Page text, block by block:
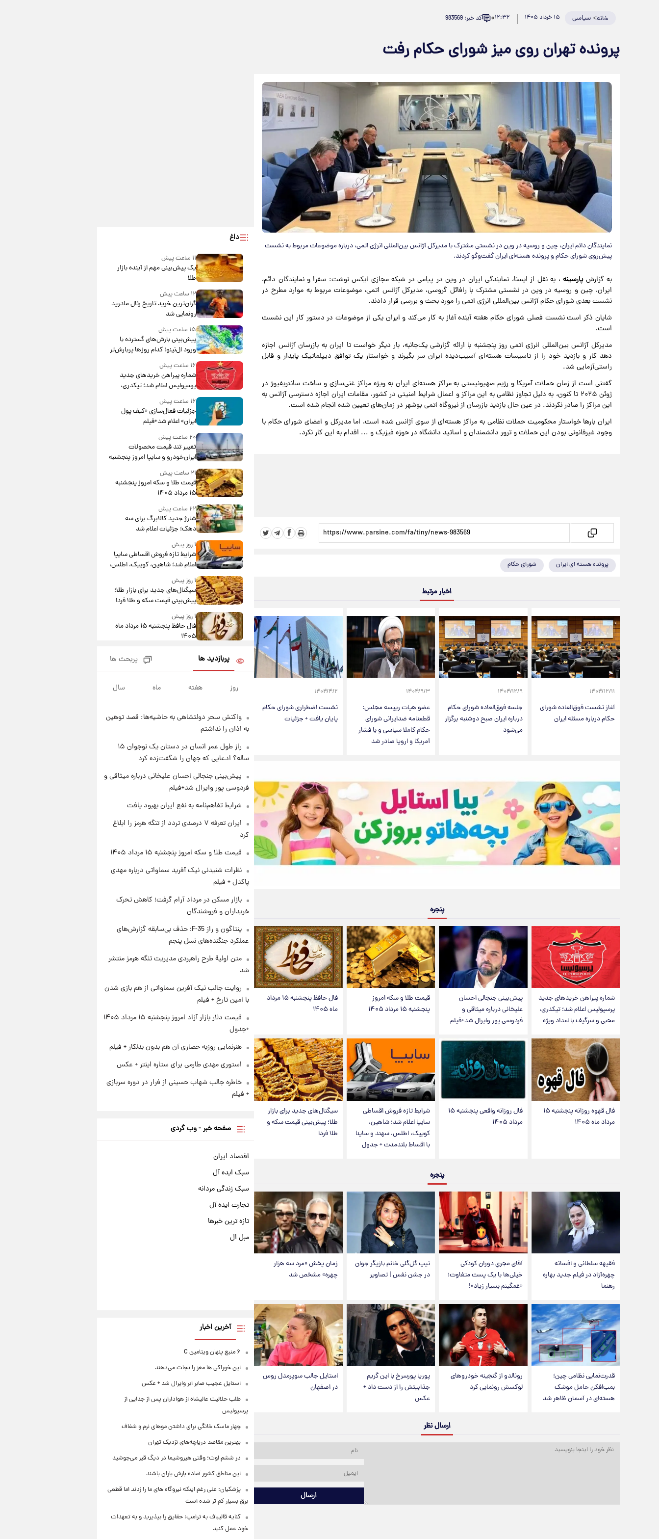
خانه>سیاسی ۱۵ خرداد ۱۴۰۵ ۱۲:۳۲۰ کد خبر: 983569
پرونده تهران روی میز شورای حکام رفت
نمایندگان دائم ایران، چین و روسیه در وین در نشستی مشترک با مدیرکل آژانس بین‌المللی انرژی اتمی، درباره موضوعات مربوط به نشست
پیش‌روی شورای حکام و پرونده هسته‌ای ایران گفت‌و‌گو کردند.
به گزارشپارسینه، به نقل از ایسنا، نمایندگی ایران در وین در پیامی در شبکه مجازی ایکس نوشت: سفرا و نمایندگان دائم،
ایران، چین و روسیه در وین در نشستی مشترک با رافائل گروسی، مدیرکل آژانس اتمی، موضوعات مربوط به موارد مطرح در
نشست بعدی شورای حکام آژانس بین‌المللی انرژی اتمی را مورد بحث و بررسی قرار دادند.
شایان ذکر است نشست فصلی شورای حکام هفته آینده آغاز به کار می‌کند و ایران یکی از موضوعات در دستور کار این نشست
است.
مدیرکل آژانس بین‌المللی انرژی اتمی روز پنجشنبه با ارائه گزارشی یک‌جانبه، بار دیگر خواست تا ایران به بازرسان آژانس اجازه
دهد کار و بازدید خود را از تاسیسات هسته‌ای آسیب‌دیده ایران سر بگیرند و خواستار یک توافق دیپلماتیک پایدار و قابل
راستی‌آزمایی شد.
گفتنی است از زمان حملات آمریکا و رژیم صهیونیستی به مراکز هسته‌ای ایران به ویژه مراکز غنی‌سازی و ساخت سانتریفیوژ در
ژوئن ۲۰۲۵ تا کنون، به دلیل تجاوز نظامی به این مراکز و اعمال شرایط امنیتی در کشور، مقامات ایران اجازه دسترسی آژانس به
این مراکز را صادر نکردند. در عین حال بازدید بازرسان از نیروگاه اتمی بوشهر در زمان‌های تعیین شده انجام شده است.
ایران بار‌ها خواستار محکومیت حملات نظامی به مراکز هسته‌ای از سوی آژانس شده است، اما مدیرکل و اعضای شورای حکام با
وجود غیرقانونی بودن این حملات و ترور دانشمندان و اساتید دانشگاه در حوزه فیزیک و ... اقدام به این کار نکرد.
پرونده هسته ای ایران شورای حکام
اخبار مرتبط
۱۴۰۴/۱۲/۱۱
آغاز نشست فوق‌العاده شورای
حکام درباره مسئله ایران
۱۴۰۴/۱۲/۹
جلسه فوق‌العاده شورای حکام
درباره ایران صبح دوشنبه برگزار
می‌شود
۱۴۰۴/۹/۳
عضو هیات رییسه مجلس:
قطعنامه ضدایرانی شورای
حکام کاملا سیاسی و با فشار
آمریکا و اروپا صادر شد
۱۴۰۴/۴/۲
نشست اضطراری شورای حکام
پایان یافت + جزئیات
پنجره
شماره پیراهن خریدهای جدید
پرسپولیس اعلام شد؛ تیکدری،
محبی و سرگیف با اعداد ویژه
پیش‌بینی جنجالی احسان
علیخانی درباره میثاقی و
فردوسی پور وایرال شد+فیلم
قیمت طلا و سکه امروز
پنجشنبه ۱۵ مرداد ۱۴۰۵
فال حافظ پنجشنبه ۱۵ مرداد
ماه ۱۴۰۵
فال قهوه روزانه پنجشنبه ۱۵
مرداد ماه ۱۴۰۵
فال روزانه واقعی پنجشنبه ۱۵
مرداد ۱۴۰۵
شرایط تازه فروش اقساطی
سایپا اعلام شد؛ شاهین،
کوییک، اطلس، سهند و ساینا
با اقساط بلندمدت + جدول
سیگنال‌های جدید برای بازار
طلا؛ پیش‌بینی قیمت سکه و
طلا فردا
پنجره
فقیهه سلطانی و افسانه
چهره‌آزاد در فیلم جدید بهاره
رهنما
آقای مجریِ دوران کودکی
خیلی‌ها با یک پست متفاوت؛
«غمگینم بسیار زیاد»!
تیپ گل‌گلی خانم بازیگر جوان
در جشن نفس | تصاویر
زمان پخش «مرد سه هزار
چهره» مشخص شد
قدرت‌نمایی نظامی چین؛
بمب‌افکن حامل موشک
هسته‌ای در آسمان ظاهر شد
رونالدو از گنجینه خودروهای
لوکسش رونمایی کرد
پوریا پورسرخ با این گریم
جذابیتش را از دست داد +
عکس
استایل جالب سوپرمدل روس
در اصفهان
ارسال نظر
ارسال
داغ
۱۱ ساعت پیش
یک پیش‌بینی مهم از آینده بازار
طلا
۱۲ ساعت پیش
گران‌ترین خرید تاریخ رئال مادرید
رونمایی شد
۱۵ ساعت پیش
پیش‌بینی بارش‌های گسترده با
ورود ال‌نینو؛ کدام روزها پربارش‌تر
خواهند بود؟
۱۶ ساعت پیش
شماره پیراهن خریدهای جدید
پرسپولیس اعلام شد؛ تیکدری،
محبی و سرگیف با اعداد ویژه
۱۶ ساعت پیش
جزئیات فعال‌سازی «کیف پول
ایران» اعلام شد+فیلم
۲۰ ساعت پیش
تغییر تند قیمت محصولات
ایران‌خودرو و سایپا امروز پنجشنبه
۱۵ مرداد ۱۴۰۵ +جدول
۲۱ ساعت پیش
قیمت طلا و سکه امروز پنجشنبه
۱۵ مرداد ۱۴۰۵
۲۲ ساعت پیش
شارژ جدید کالابرگ برای سه
دهک؛ جزئیات اعلام شد
۱ روز پیش
شرایط تازه فروش اقساطی سایپا
اعلام شد؛ شاهین، کوییک، اطلس،
سهند و ساینا با اقساط بلندمدت +
جدول۱ روز پیش
سیگنال‌های جدید برای بازار طلا؛
پیش‌بینی قیمت سکه و طلا فردا
۱ روز پیش
فال حافظ پنجشنبه ۱۵ مرداد ماه
۱۴۰۵
فال قهوه روزانه پنجشنبه ۱۵ مرداد
ماه ۱۴۰۵
۱ روز پیش
چهارشنبه ۱۴ مرداد + جدول
۱ روز پیش
تولید سایپا؛ نام خودرو، مبلغ پیش
پرداخت و زمان تحویل | سود
مشارکت چند درصد است؟
پربازدید ها پربحث ها
روز هفته ماه سال
واکنش سحر دولتشاهی به حاشیه‌ها: قصد توهین
به اذان را نداشتم
راز طول عمر انسان در دستان یک نوجوان ۱۵
ساله؟ ادعایی که جهان را شگفت‌زده کرد
پیش‌بینی جنجالی احسان علیخانی درباره میثاقی و
فردوسی پور وایرال شد+فیلم
شرایط تفاهم‌نامه به نفع ایران بهبود یافت
ایران تعرفه ۷ درصدی تردد از تنگه هرمز را ابلاغ
کرد
قیمت طلا و سکه امروز پنجشنبه ۱۵ مرداد ۱۴۰۵
نظرات شنیدنی نیک آفرید سماواتی درباره مهدی
پاکدل + فیلم
بازار مسکن در مرداد آرام گرفت؛ کاهش تحرک
خریداران و فروشندگان
پنتاگون و راز F-35؛ حذف بی‌سابقه گزارش‌های
عملکرد جنگنده‌های نسل پنجم
متن اولیۀ طرح راهبردی مدیریت تنگه هرمز منتشر
شد
روایت جالب نیک آفرین سماواتی از هم بازی شدن
با امین تارخ + فیلم
قیمت دلار بازار آزاد امروز پنجشنبه ۱۵ مرداد ۱۴۰۵
+جدول
هنرنمایی روزبه حصاری آن هم بدون بدلکار + فیلم
استوری مهدی طارمی برای ستاره اینتر + عکس
خاطره جالب شهاب حسینی از فرار در دوره سربازی
+ فیلم
صفحه خبر - وب گردی
اقتصاد ایران
سبک ایده آل
سبک زندگی مردانه
تجارت ایده آل
تازه ترین خبرها
مبل ال
آخرین اخبار
۶ منبع پنهان ویتامین C
این خوراکی ها مغز را نجات می‌دهند
استایل عجیب صابر ابر وایرال شد + عکس
طلب حلالیت عالیشاه از هواداران پس از جدایی از
پرسپولیس
چهار ماسک خانگی برای داشتن موهای نرم و شفاف
بهترین مقاصد دریاچه‌های نزدیک تهران
در ششم اوت؛ وقتی هیروشیما در دیگ قیر می‌جوشید
این مناطق کشور آماده بارش باران باشند
پزشکیان: علی رغم اینکه نیروگاه های ما را زدند اما قطعی
برق بسیار کم تر شده است
کنایه قالیباف به ترامپ: حقایق را بپذیرید و به تعهدات
خود عمل کنید